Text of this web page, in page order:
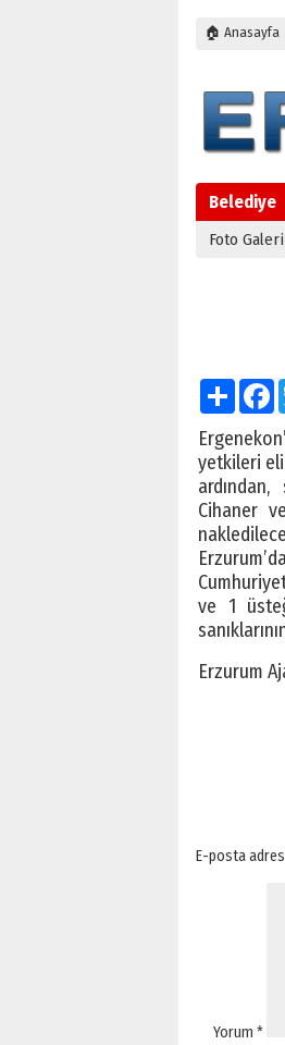
🏠 Anasayfa
Belediye
Foto Galeri
Paylaş
yetkileri
Cihaner
ve 1
Erzurum
E-posta
Yorum *